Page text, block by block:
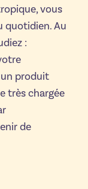
vous
quotidien. Au
:
produit
très chargée
de